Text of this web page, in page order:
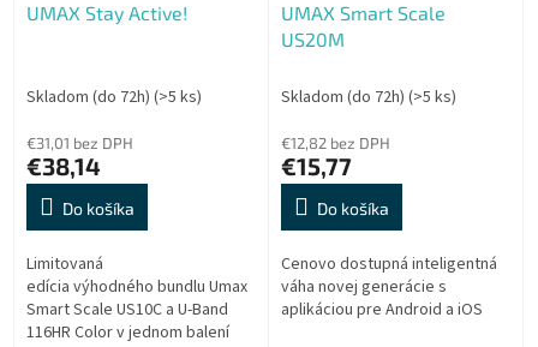
UMAX Stay Active!
Skladom (do 72h) (>5 ks)
€31,01 bez DPH
€38,14
Do košíka
Limitovaná
edícia výhodného bundlu Umax
Smart Scale US10C a U-Band
116HR Color v jednom balení
UMAX Smart Scale
US20M
Skladom (do 72h) (>5 ks)
€12,82 bez DPH
€15,77
Do košíka
Cenovo dostupná inteligentná
váha novej generácie s
aplikáciou pre Android a iOS